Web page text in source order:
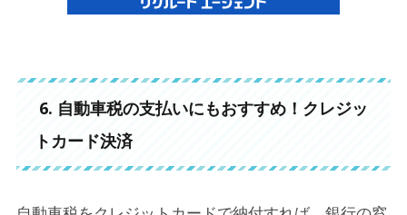
6. 自動車税の支払いにもおすすめ！クレジッ
トカード決済